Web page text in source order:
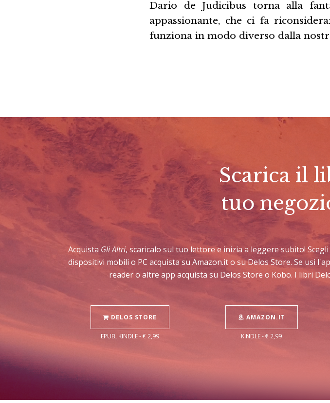
Dario de Judicibus torna alla
appassionante, che ci fa
funziona in modo diverso dalla
Scarica il
tuo
Acquista Gli Altri, scaricalo sul tuo lettore e inizia a leggere subito!
dispositivi mobili o PC acquista su Amazon.it o su Delos Store. Se usi
reader o altre app acquista su Delos Store o Kobo. I libri
DELOS STORE
EPUB, KINDLE - € 2,99
AMAZON.IT
KINDLE - € 2,99